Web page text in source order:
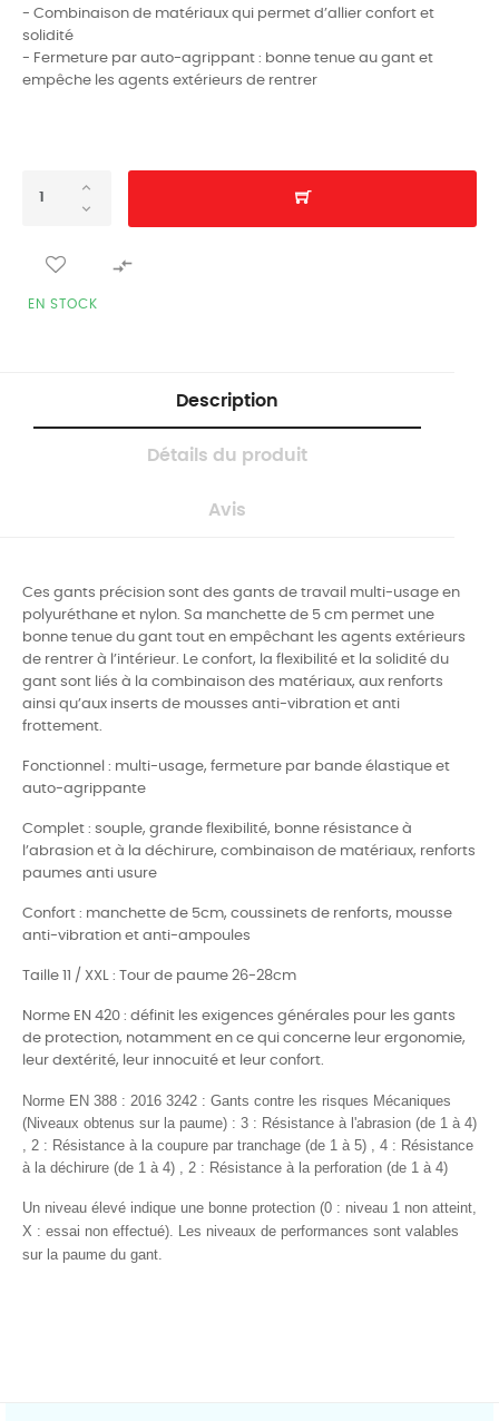
- Combinaison de matériaux qui permet d’allier confort et
solidité
- Fermeture par auto-agrippant : bonne tenue au gant et
empêche les agents extérieurs de rentrer

EN STOCK
Description
Détails du produit
Avis
Ces gants précision sont des gants de travail multi-usage en
polyuréthane et nylon. Sa manchette de 5 cm permet une
bonne tenue du gant tout en empêchant les agents extérieurs
de rentrer à l’intérieur. Le confort, la flexibilité et la solidité du
gant sont liés à la combinaison des matériaux, aux renforts
ainsi qu’aux inserts de mousses anti-vibration et anti
frottement.
Fonctionnel : multi-usage, fermeture par bande élastique et
auto-agrippante
Complet : souple, grande flexibilité, bonne résistance à
l’abrasion et à la déchirure, combinaison de matériaux, renforts
paumes anti usure
Confort : manchette de 5cm, coussinets de renforts, mousse
anti-vibration et anti-ampoules
Taille 11 / XXL : Tour de paume 26-28cm
Norme EN 420 : définit les exigences générales pour les gants
de protection, notamment en ce qui concerne leur ergonomie,
leur dextérité, leur innocuité et leur confort.
Norme EN 388 : 2016 3242 : Gants contre les risques Mécaniques
(Niveaux obtenus sur la paume) : 3 : Résistance à l'abrasion (de 1 à 4)
, 2 : Résistance à la coupure par tranchage (de 1 à 5) , 4 : Résistance
à la déchirure (de 1 à 4) , 2 : Résistance à la perforation (de 1 à 4)
Un niveau élevé indique une bonne protection (0 : niveau 1 non atteint,
X : essai non effectué) . Les niveaux de performances sont valables
sur la paume du gant.